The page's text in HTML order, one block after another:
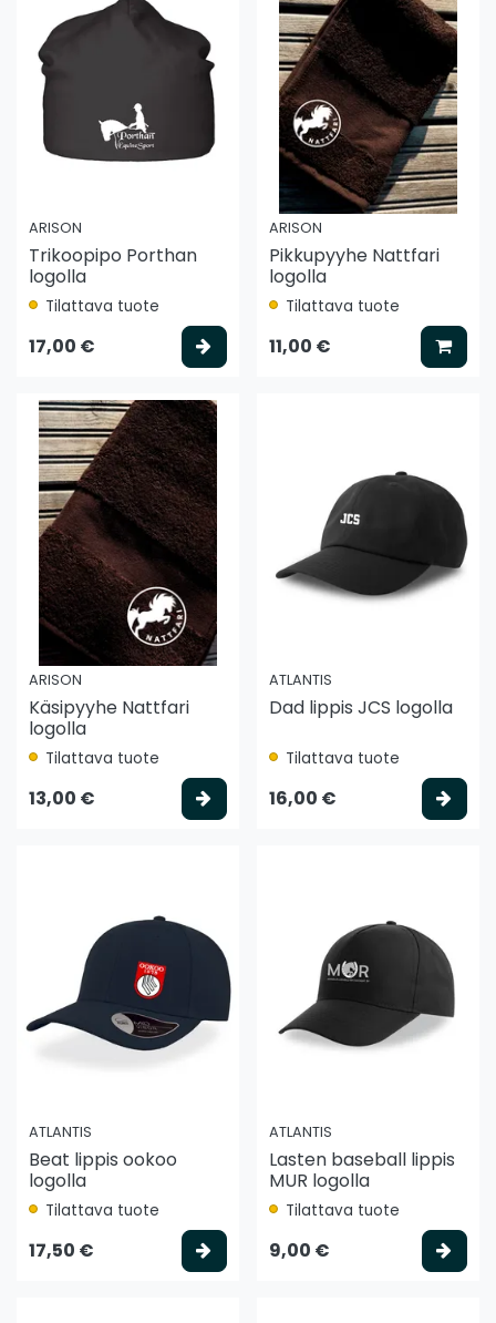
ARISON
Trikoopipo Porthan
logolla
Tilattava tuote
17,00 € Valitse vaihtoehto
ARISON
Pikkupyyhe Nattfari
logolla
Tilattava tuote
11,00 €
ARISON
Käsipyyhe Nattfari
logolla
Tilattava tuote
13,00 € Valitse vaihtoehto
ATLANTIS
Dad lippis JCS logolla
Tilattava tuote
16,00 €
ATLANTIS
Beat lippis ookoo
logolla
Tilattava tuote
17,50 € Valitse vaihtoehto
ATLANTIS
Lasten baseball lippis
MUR logolla
Tilattava tuote
9,00 €